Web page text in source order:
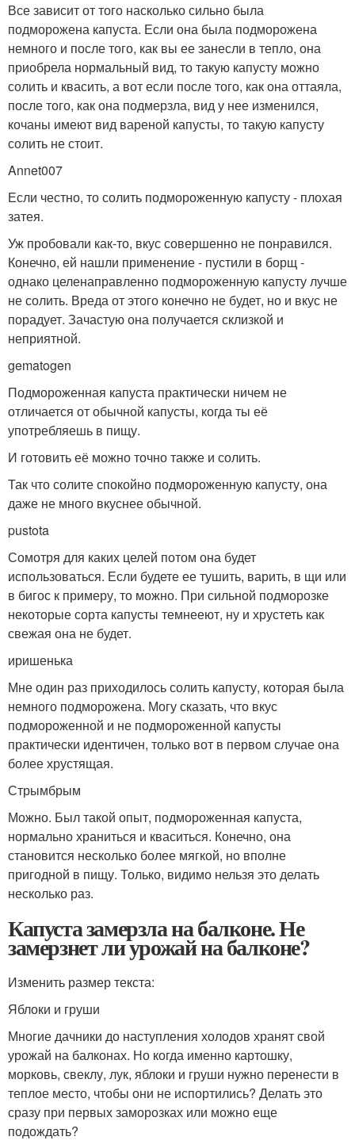
Все зависит от того насколько сильно была
подморожена капуста. Если она была подморожена
немного и после того, как вы ее занесли в тепло, она
приобрела нормальный вид, то такую капусту можно
солить и квасить, а вот если после того, как она оттаяла,
после того, как она подмерзла, вид у нее изменился,
кочаны имеют вид вареной капусты, то такую капусту
солить не стоит.
Annet­007
Если честно, то солить подмороженную капусту - плохая
затея.
Уж пробовали как-то, вкус совершенно не понравился.
Конечно, ей нашли применение - пустили в борщ -
однако целенаправленно подмороженную капусту лучше
не солить. Вреда от этого конечно не будет, но и вкус не
порадует. Зачастую она получается склизкой и
неприятной.
gemat­ogen
Подмороженная капуста практически ничем не
отличается от обычной капусты, когда ты её
употребляешь в пищу.
И готовить её можно точно также и солить.
Так что солите спокойно подмороженную капусту, она
даже не много вкуснее обычной.
pusto­ta
Сомотря для каких целей потом она будет
использоваться. Если будете ее тушить, варить, в щи или
в бигос к примеру, то можно. При сильной подморозке
некоторые сорта капусты темнееют, ну и хрустеть как
свежая она не будет.
ирише­нька
Мне один раз приходилось солить капусту, которая была
немного подморожена. Могу сказать, что вкус
подмороженной и не подмороженной капусты
практически идентичен, только вот в первом случае она
более хрустящая.
Стрым­брым
Можно. Был такой опыт, подмороженная капуста,
нормально храниться и кваситься. Конечно, она
становится несколько более мягкой, но вполне
пригодной в пищу. Только, видимо нельзя это делать
несколько раз.
Капуста замерзла на балконе. Не
замерзнет ли урожай на балконе?
Изменить размер текста:
Яблоки и груши
Многие дачники до наступления холодов хранят свой
урожай на балконах. Но когда именно картошку,
морковь, свеклу, лук, яблоки и груши нужно перенести в
теплое место, чтобы они не испортились? Делать это
сразу при первых заморозках или можно еще
подождать?